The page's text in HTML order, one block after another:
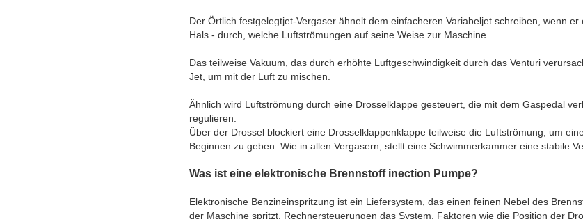
Der Örtlich festgelegtjet-Vergaser ähnelt dem einfacheren Variabeljet schreiben, wenn
Hals - durch, welche Luftströmungen auf seine Weise zur Maschine.
Das teilweise Vakuum, das durch erhöhte Luftgeschwindigkeit durch das Venturi
Jet, um mit der Luft zu mischen.
Ähnlich wird Luftströmung durch eine Drosselklappe gesteuert, die mit dem Gaspedal
regulieren.
Über der Drossel blockiert eine Drosselklappenklappe teilweise die Luftströmung, um
Beginnen zu geben. Wie in allen Vergasern, stellt eine Schwimmerkammer eine stabile
Was ist eine elektronische Brennstoff inection Pumpe?
Elektronische Benzineinspritzung ist ein Liefersystem, das einen feinen Nebel des
der Maschine spritzt. Rechnersteuerungen das System, Faktoren wie die Position der